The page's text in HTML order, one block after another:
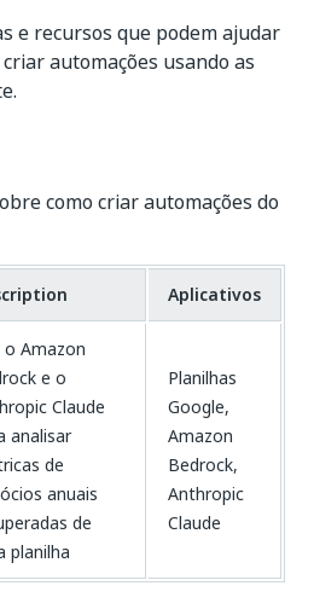
e recursos que podem ajudar
automações usando as
como criar automações do
Aplicativos
o Amazon
e o
Claude
analisar
de
anuais
de
planilha
Planilhas
Google,
Amazon
Bedrock,
Anthropic
Claude